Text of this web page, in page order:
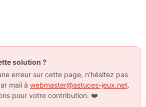
solution ?
erreur sur cette page, n'hésitez pas
mail à webmaster@astuces-jeux.net.
pour votre contribution. ❤️